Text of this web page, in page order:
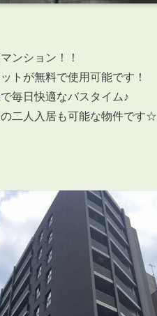
ンション！！
トが無料で使用可能です！
毎日快適なバスタイム♪
二人入居も可能な物件です☆